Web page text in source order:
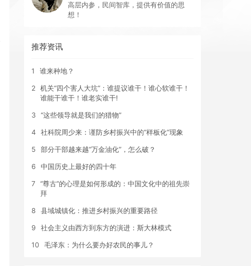
高层内参，民间智库，提供有价值的思
想！
推荐资讯
1 谁来种地？
2 机关“四个害人大坑”：谁提议谁干！谁心软谁干！
谁能干谁干！谁老实谁干!
3 “这些领导就是我们的猎物”
4 社科院周少来：谨防乡村振兴中的“样板化”现象
5 部分干部越来越“万金油化”，怎么破？
6 中国历史上最好的四十年
7 “尊古”的心理是如何形成的：中国文化中的祖先崇
拜
8 县域城镇化：推进乡村振兴的重要路径
9 社会主义由西方到东方的演进：斯大林模式
10 毛泽东：为什么要办好农民的事儿？